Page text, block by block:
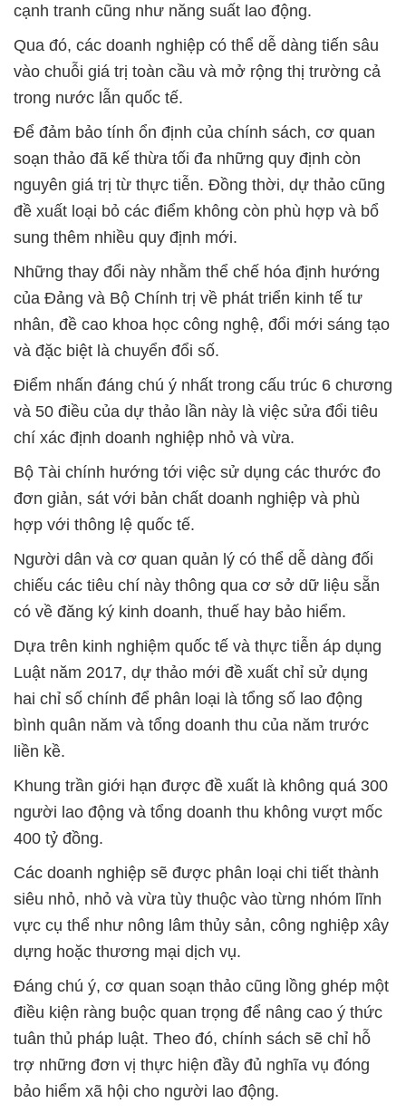
cạnh tranh cũng như năng suất lao động.
Qua đó, các doanh nghiệp có thể dễ dàng tiến sâu
vào chuỗi giá trị toàn cầu và mở rộng thị trường cả
trong nước lẫn quốc tế.
Để đảm bảo tính ổn định của chính sách, cơ quan
soạn thảo đã kế thừa tối đa những quy định còn
nguyên giá trị từ thực tiễn. Đồng thời, dự thảo cũng
đề xuất loại bỏ các điểm không còn phù hợp và bổ
sung thêm nhiều quy định mới.
Những thay đổi này nhằm thể chế hóa định hướng
của Đảng và Bộ Chính trị về phát triển kinh tế tư
nhân, đề cao khoa học công nghệ, đổi mới sáng tạo
và đặc biệt là chuyển đổi số.
Điểm nhấn đáng chú ý nhất trong cấu trúc 6 chương
và 50 điều của dự thảo lần này là việc sửa đổi tiêu
chí xác định doanh nghiệp nhỏ và vừa.
Bộ Tài chính hướng tới việc sử dụng các thước đo
đơn giản, sát với bản chất doanh nghiệp và phù
hợp với thông lệ quốc tế.
Người dân và cơ quan quản lý có thể dễ dàng đối
chiếu các tiêu chí này thông qua cơ sở dữ liệu sẵn
có về đăng ký kinh doanh, thuế hay bảo hiểm.
Dựa trên kinh nghiệm quốc tế và thực tiễn áp dụng
Luật năm 2017, dự thảo mới đề xuất chỉ sử dụng
hai chỉ số chính để phân loại là tổng số lao động
bình quân năm và tổng doanh thu của năm trước
liền kề.
Khung trần giới hạn được đề xuất là không quá 300
người lao động và tổng doanh thu không vượt mốc
400 tỷ đồng.
Các doanh nghiệp sẽ được phân loại chi tiết thành
siêu nhỏ, nhỏ và vừa tùy thuộc vào từng nhóm lĩnh
vực cụ thể như nông lâm thủy sản, công nghiệp xây
dựng hoặc thương mại dịch vụ.
Đáng chú ý, cơ quan soạn thảo cũng lồng ghép một
điều kiện ràng buộc quan trọng để nâng cao ý thức
tuân thủ pháp luật. Theo đó, chính sách sẽ chỉ hỗ
trợ những đơn vị thực hiện đầy đủ nghĩa vụ đóng
bảo hiểm xã hội cho người lao động.